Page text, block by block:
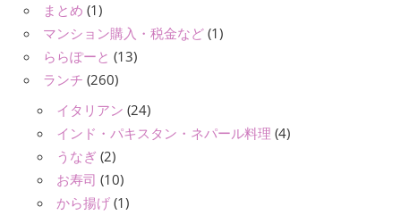
まとめ (1)
マンション購入・税金など (1)
ららぽーと (13)
ランチ (260)
イタリアン (24)
インド・パキスタン・ネパール料理 (4)
うなぎ (2)
お寿司 (10)
から揚げ (1)